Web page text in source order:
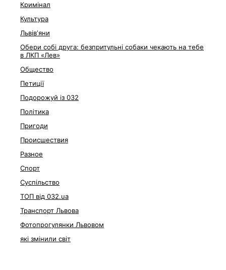
Кримінал
Культура
Львівʼяни
Обери собі друга: безпритульні собаки чекають на тебе
в ЛКП «Лев»
Общество
Петиції
Подорожуй із 032
Політика
Пригоди
Происшествия
Разное
Спорт
Суспільство
ТОП від 032.ua
Транспорт Львова
Фотопрогулянки Львовом
які змінили світ